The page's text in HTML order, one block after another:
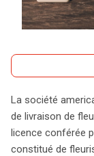
Interflora Inc.,
a récemment
Spencer (M &
La société
de livraison de
licence conférée
constitué de